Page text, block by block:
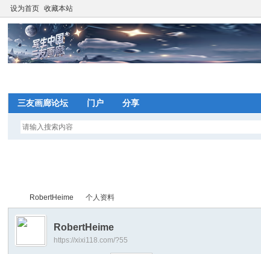
设为首页 收藏本站
三友画廊论坛 门户 分享
›
RobertHeime 个人资料
RobertHeime
https://xixi118.com/?55